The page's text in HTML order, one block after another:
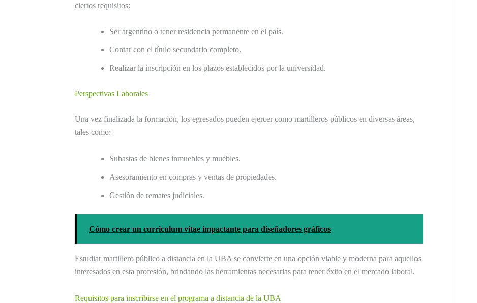
ciertos requisitos:
Ser argentino o tener residencia permanente en el país.
Contar con el título secundario completo.
Realizar la inscripción en los plazos establecidos por la universidad.
Perspectivas Laborales
Una vez finalizada la formación, los egresados pueden ejercer como martilleros públicos en diversas áreas,
tales como:
Subastas de bienes inmuebles y muebles.
Asesoramiento en compras y ventas de propiedades.
Gestión de remates judiciales.
Cómo crear un curriculum vitae impactante para diseñadores gráficos
Estudiar martillero público a distancia en la UBA se convierte en una opción viable y moderna para aquellos
interesados en esta profesión, brindando las herramientas necesarias para tener éxito en el mercado laboral.
Requisitos para inscribirse en el programa a distancia de la UBA